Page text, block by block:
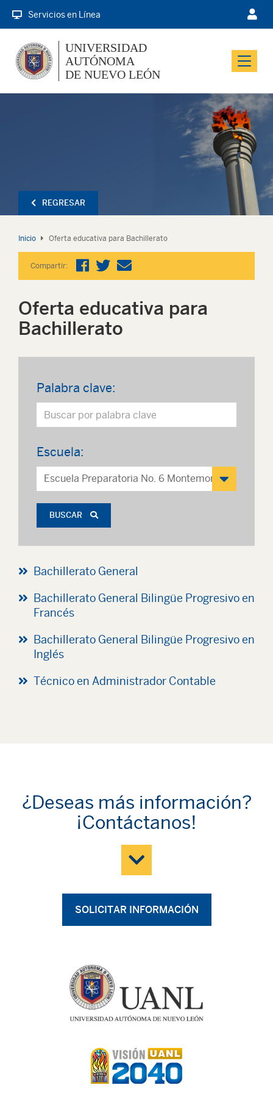
Servicios en Línea
Menu
UNIVERSIDAD
AUTÓNOMA
DE NUEVO LEÓN
REGRESAR
Inicio Oferta educativa para Bachillerato
Compartir:
Oferta educativa para
Bachillerato
Palabra clave:
Escuela:
BUSCAR
Bachillerato General
Bachillerato General Bilingüe Progresivo en
Francés
Bachillerato General Bilingüe Progresivo en
Inglés
Técnico en Administrador Contable
¿Deseas más información?
¡Contáctanos!
SOLICITAR INFORMACIÓN